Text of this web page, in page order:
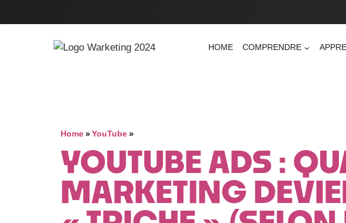
HOME COMPRENDRE
Home»YouTube»
YOUTUBE ADS :
MARKETING